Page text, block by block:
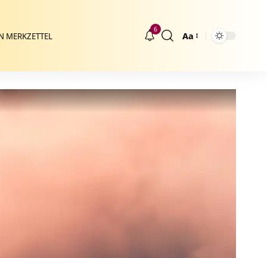
MERKZETTEL
6
Größenänderung
Aa